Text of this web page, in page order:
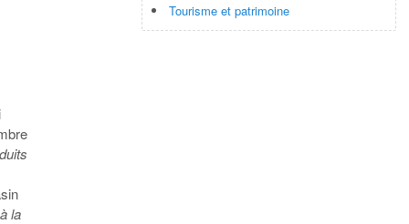
la
Tourisme et patrimoine